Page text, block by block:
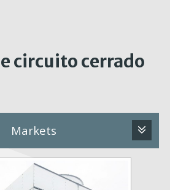
circuito cerrado
Markets